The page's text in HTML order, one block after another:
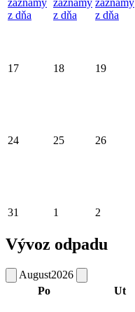
záznamy
z dňa
záznamy
z dňa
záznamy
z dňa
17 18 19
24 25 26
31
1 2
Vývoz odpadu
August2026
Po
Ut